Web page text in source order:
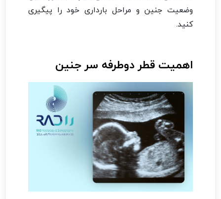
وضعیت جنین و مراحل بارداری خود را پیگیری
کنید.
اهمیت قطر دوطرفه سر جنین